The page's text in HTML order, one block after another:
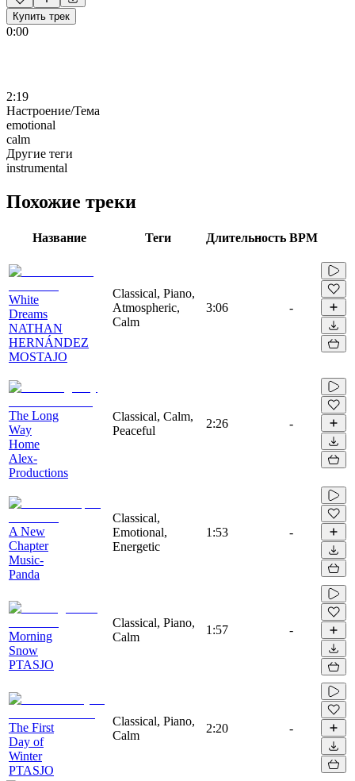
Купить трек
0:00
2:19
Настроение/Тема
emotional
calm
Другие теги
instrumental
Похожие треки
Название Теги Длительность BPM
White
Dreams
NATHAN
HERNÁNDEZ
MOSTAJO
Classical, Piano,
Atmospheric,
Calm
3:06 -
The Long
Way
Home
Alex-
Productions
Classical, Calm,
Peaceful
2:26 -
A New
Chapter
Music-
Panda
Classical,
Emotional,
Energetic
1:53 -
Morning
Snow
PTASJO
Classical, Piano,
Calm
1:57 -
The First
Day of
Winter
PTASJO
Classical, Piano,
Calm
2:20 -